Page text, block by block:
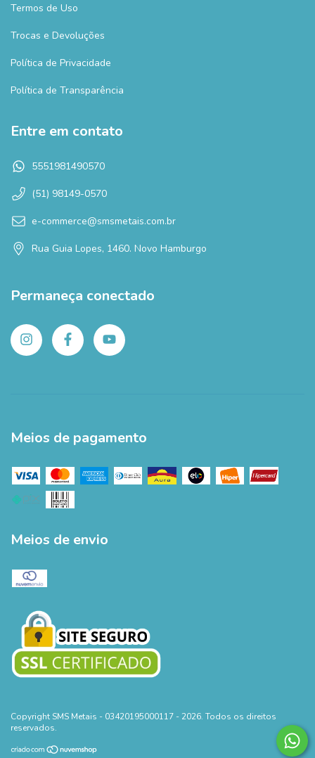
Termos de Uso
Trocas e Devoluções
Política de Privacidade
Política de Transparência
Entre em contato
5551981490570
(51) 98149-0570
e-commerce@smsmetais.com.br
Rua Guia Lopes, 1460. Novo Hamburgo
Permaneça conectado
Meios de pagamento
Meios de envio
Copyright SMS Metais - 03420195000117 - 2026. Todos os direitos
reservados.